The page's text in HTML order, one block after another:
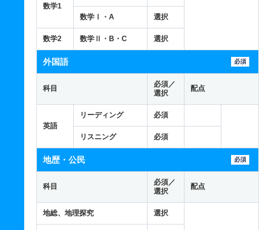
数学1
数学Ⅰ・A 選択
数学2 数学Ⅱ・B・C 選択
外国語 必須
科目
必須／
選択
配点
英語
リーディング 必須
リスニング 必須
地歴・公民 必須
科目
必須／
選択
配点
地総、地理探究 選択